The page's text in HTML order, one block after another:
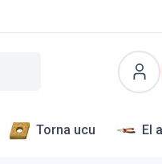
Torna ucu El